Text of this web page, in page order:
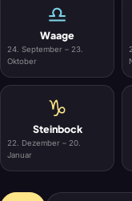
♎
Waage
24. September – 23.
Oktober
♑
Steinbock
22. Dezember – 20.
Januar